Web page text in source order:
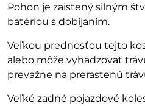
Pohon je zaistený silným
batériou s dobíjaním.
Veľkou prednosťou tejto
alebo môže vyhadzovať
prevažne na prerastenú
Veľké zadné pojazdové